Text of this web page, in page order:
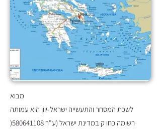
מבוא
לשכת המסחר והתעשייה ישראל-יוון היא עמותה
רשומה כחו ק במדינת ישראל (ע"ר580641108
(